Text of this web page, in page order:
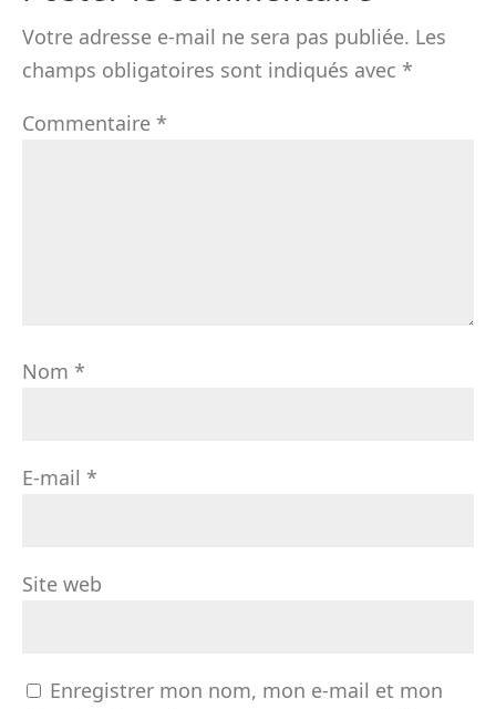
Votre adresse e-mail ne sera pas publiée. Les
champs obligatoires sont indiqués avec *
Commentaire *
Nom *
E-mail *
Site web
Enregistrer mon nom, mon e-mail et mon